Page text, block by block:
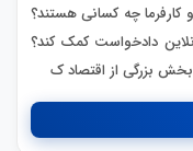
کارگر و کارفرما چه کسانی هستند؟
دادخواست کمک کند؟
بخش بزرگی از اقتصاد ک